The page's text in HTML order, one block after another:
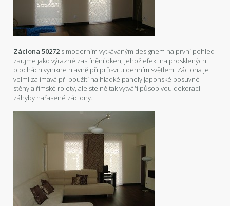
Záclona 50272 s moderním vytkávaným designem na první pohled
zaujme jako výrazné zastínění oken, jehož efekt na prosklených
plochách vynikne hlavně při průsvitu denním světlem. Záclona je
velmi zajímavá při použití na hladké panely japonské posuvné
stěny a římské rolety, ale stejně tak vytváří působivou dekoraci
záhyby nařasené záclony.